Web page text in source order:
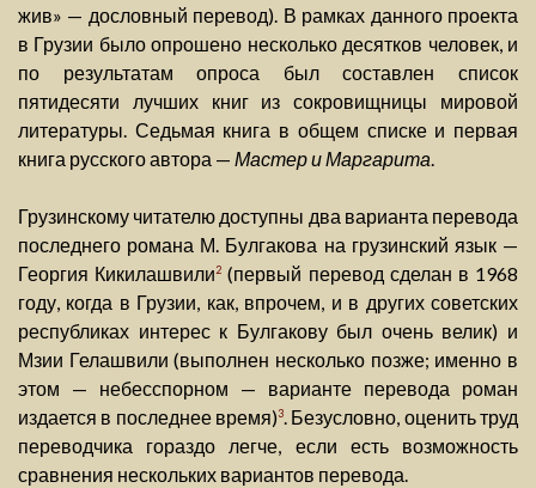
жив» — дословный перевод). В рамках данного проекта
в Грузии было опрошено несколько десятков человек, и
по результатам опроса был составлен список
пятидесяти лучших книг из сокровищницы мировой
литературы. Седьмая книга в общем списке и первая
книга русского автора — Мастер и Маргарита.
Грузинскому читателю доступны два варианта перевода
последнего романа М. Булгакова на грузинский язык —
Георгия Кикилашвили2 (первый перевод сделан в 1968
году, когда в Грузии, как, впрочем, и в других советских
республиках интерес к Булгакову был очень велик) и
Мзии Гелашвили (выполнен несколько позже; именно в
этом — небесспорном — варианте перевода роман
издается в последнее время)3. Безусловно, оценить труд
переводчика гораздо легче, если есть возможность
сравнения нескольких вариантов перевода.